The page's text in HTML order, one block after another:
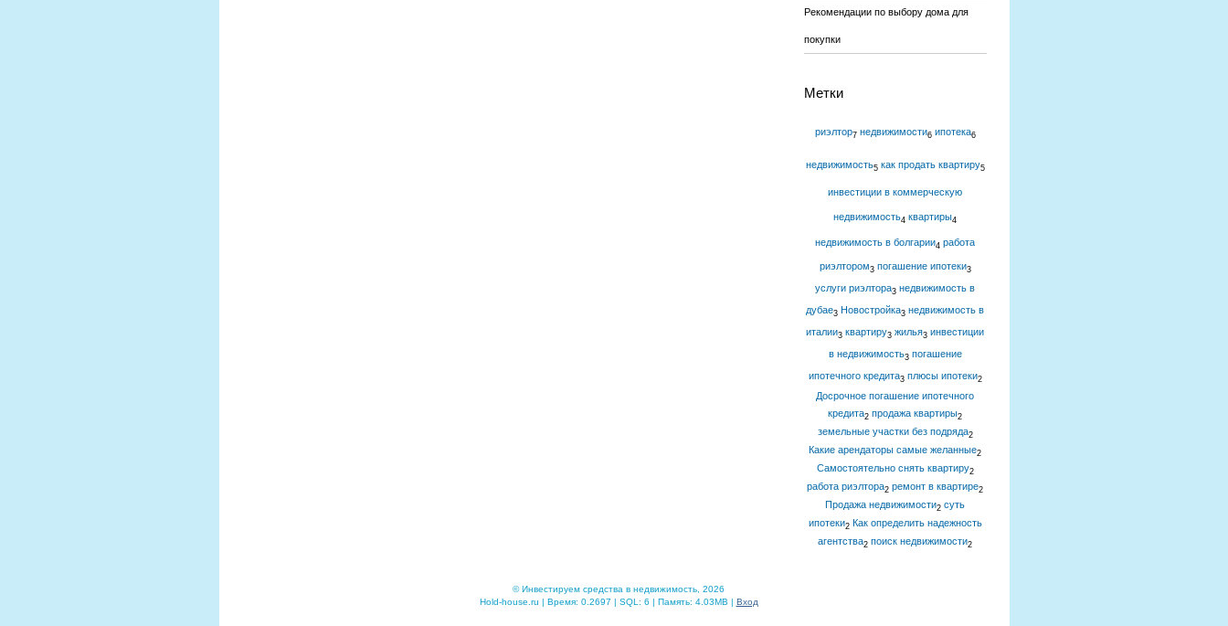
Рекомендации по выбору дома для
покупки
Метки
риэлтор7 недвижимости6 ипотека6
недвижимость5 как продать квартиру5
инвестиции в коммерческую
недвижимость4 квартиры4
недвижимость в болгарии4 работа
риэлтором3 погашение ипотеки3
услуги риэлтора3 недвижимость в
дубае3 Новостройка3 недвижимость в
италии3 квартиру3 жилья3 инвестиции
в недвижимость3 погашение
ипотечного кредита3 плюсы ипотеки2
Досрочное погашение ипотечного
кредита2 продажа квартиры2
земельные участки без подряда2
Какие арендаторы самые желанные2
Самостоятельно снять квартиру2
работа риэлтора2 ремонт в квартире2
Продажа недвижимости2 суть
ипотеки2 Как определить надежность
агентства2 поиск недвижимости2
© Инвестируем средства в недвижимость, 2026
Hold-house.ru | Время: 0.2697 | SQL: 6 | Память: 4.03MB | Вход